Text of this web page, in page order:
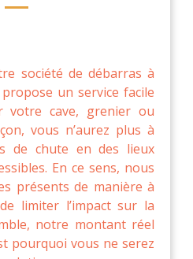
société de débarras à
un service facile
votre cave, grenier ou
vous n’aurez plus à
de chute en des lieux
En ce sens, nous
présents de manière à
limiter l’impact sur la
notre montant réel
pourquoi vous ne serez